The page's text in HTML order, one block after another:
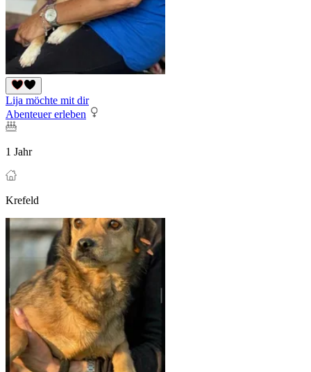
Lija möchte mit dir
Abenteuer erleben
1 Jahr
Krefeld